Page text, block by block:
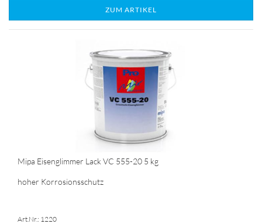
ZUM ARTIKEL
Mipa Eisenglimmer Lack VC 555-20 5 kg
hoher Korrosionsschutz
Art.Nr.: 1220